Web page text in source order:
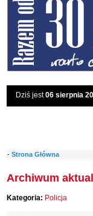
Dziś jest06 sierpnia
- Strona Główna
Archiwum
Kategoria: Policja